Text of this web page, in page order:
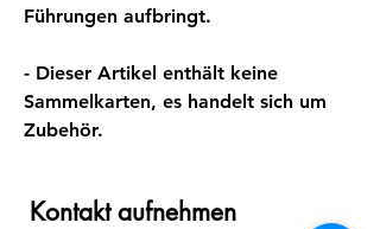
Führungen aufbringt.
- Dieser Artikel enthält keine
Sammelkarten, es handelt sich um
Zubehör.
Kontakt aufnehmen